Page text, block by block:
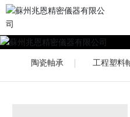
陶瓷軸承 工程塑料